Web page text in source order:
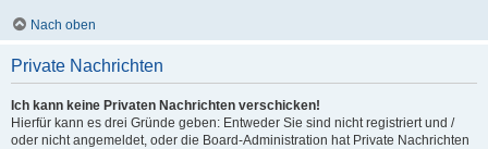
Nach oben
Private Nachrichten
Ich kann keine Privaten Nachrichten verschicken!
Hierfür kann es drei Gründe geben: Entweder Sie sind nicht registriert und /
oder nicht angemeldet, oder die Board-Administration hat Private Nachrichten